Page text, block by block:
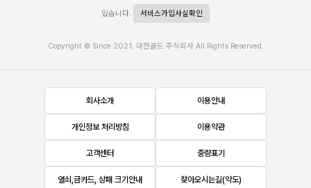
있습니다. 서비스가입사실확인
Copyright © Since 2021. 대한골드 주식회사 All Rights Reserved.
회사소개 이용안내
개인정보 처리방침 이용약관
고객센터 중량표기
열쇠,금카드, 상패 크기안내 찾아오시는길(약도)